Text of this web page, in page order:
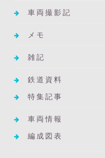
車両撮影記
メモ
雑記
鉄道資料
特集記事
車両情報
編成図表